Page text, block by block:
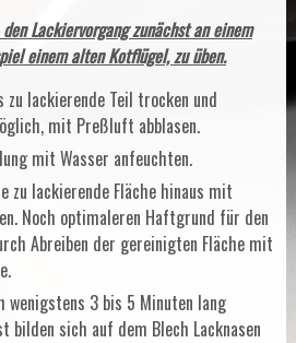
Lackiervorgang zunächst an einem
einem alten Kotflügel, zu üben.
zu lackierende Teil trocken und
mit Preßluft abblasen.
mit Wasser anfeuchten.
zu lackierende Fläche hinaus mit
Noch optimaleren Haftgrund für den
Abreiben der gereinigten Fläche mit
wenigstens 3 bis 5 Minuten lang
bilden sich auf dem Blech Lacknasen